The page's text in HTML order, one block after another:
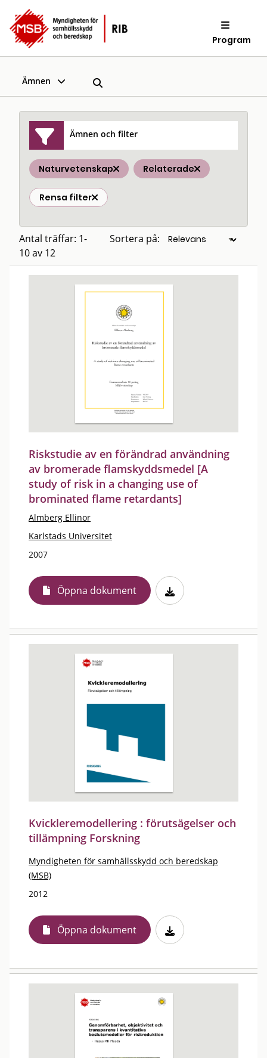
Program
Ämnen
Ämnen och filter
Naturvetenskap Relaterade
Rensa filter
Antal träffar: 1-
10 av 12
Sortera på:
Riskstudie av en förändrad användning
av bromerade flamskyddsmedel [A
study of risk in a changing use of
brominated flame retardants]
Almberg Ellinor
Karlstads Universitet
2007
Öppna dokument
Kvickleremodellering : förutsägelser och
tillämpning Forskning
Myndigheten för samhällsskydd och beredskap
(MSB)
2012
Öppna dokument